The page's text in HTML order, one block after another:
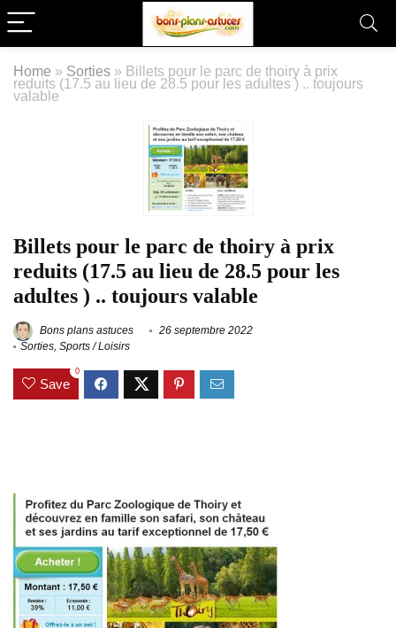
Home » Sorties » Billets pour le parc de thoiry à prix
reduits (17.5 au lieu de 28.5 pour les adultes ) .. toujours
valable
Billets pour le parc de thoiry à prix
reduits (17.5 au lieu de 28.5 pour les
adultes ) .. toujours valable
Bons plans astuces
26 septembre 2022
Sorties Sports / Loisirs
Save
0